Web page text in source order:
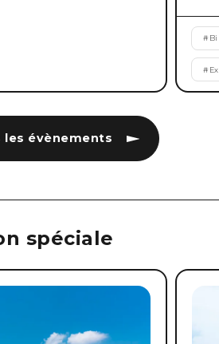
les évènements
#
#
spéciale